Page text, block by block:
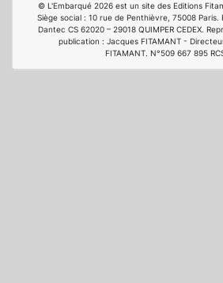
© L'Embarqué 2026 est un site des Editions
Siège social : 10 rue de Penthièvre, 75008 Paris.
Dantec CS 62020 – 29018 QUIMPER CEDEX.
publication : Jacques FITAMANT -
FITAMANT. N°509 667 895